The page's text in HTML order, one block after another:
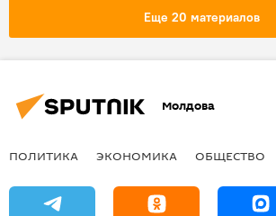
Еще 20 материалов
Молдова
ПОЛИТИКА ЭКОНОМИКА ОБЩЕСТВО